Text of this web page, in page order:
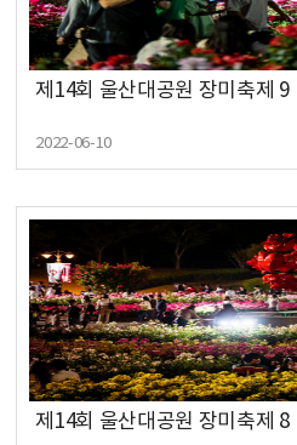
제14회 울산대공원 장미축제 9
2022-06-10
제14회 울산대공원 장미축제 8